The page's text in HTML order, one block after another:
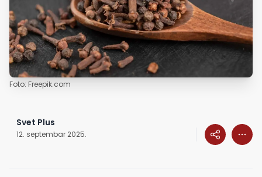
Foto: Freepik.com
Svet Plus
12. septembar 2025.